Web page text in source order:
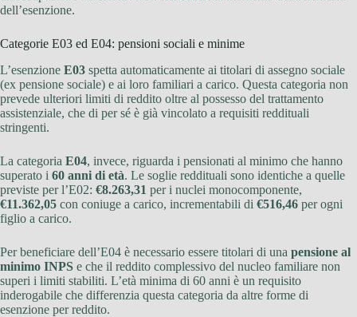
dell’esenzione.
Categorie E03 ed E04: pensioni sociali e minime
L’esenzione E03 spetta automaticamente ai titolari di assegno sociale
(ex pensione sociale) e ai loro familiari a carico. Questa categoria non
prevede ulteriori limiti di reddito oltre al possesso del trattamento
assistenziale, che di per sé è già vincolato a requisiti reddituali
stringenti.
La categoria E04, invece, riguarda i pensionati al minimo che hanno
superato i 60 anni di età. Le soglie reddituali sono identiche a quelle
previste per l’E02: €8.263,31 per i nuclei monocomponente,
€11.362,05 con coniuge a carico, incrementabili di €516,46 per ogni
figlio a carico.
Per beneficiare dell’E04 è necessario essere titolari di una pensione al
minimo INPS e che il reddito complessivo del nucleo familiare non
superi i limiti stabiliti. L’età minima di 60 anni è un requisito
inderogabile che differenzia questa categoria da altre forme di
esenzione per reddito.